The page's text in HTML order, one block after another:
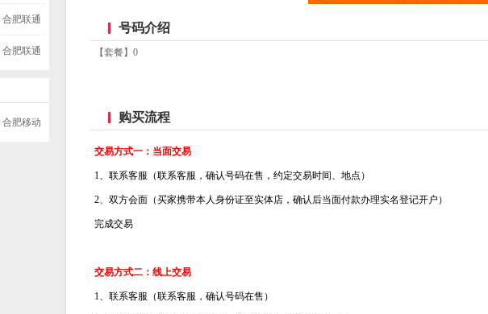
合肥联通
合肥联通
合肥移动
号码介绍
【套餐】0
购买流程
交易方式一：当面交易
1、联系客服（联系客服，确认号码在售，约定交易时间、地点）
2、双方会面（买家携带本人身份证至实体店，确认后当面付款办理实名登记开户）
完成交易
交易方式二：线上交易
1、联系客服（联系客服，确认号码在售）